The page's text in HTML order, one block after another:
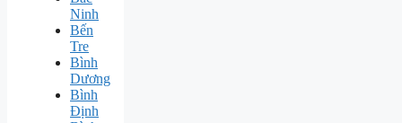
Ninh
Bến
Tre
Bình
Dương
Bình
Định